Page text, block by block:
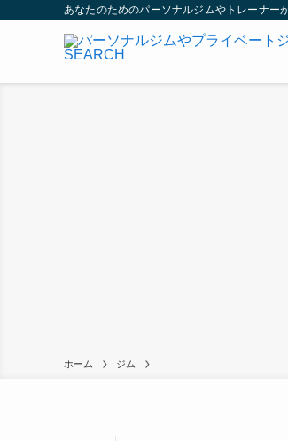
あなたのためのパーソナルジムやトレーナー
ホーム ジム